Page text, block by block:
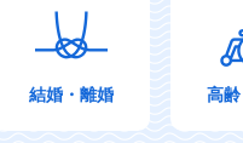
結婚・離婚 高